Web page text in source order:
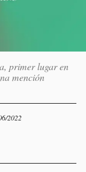
primer lugar en
mención
2022